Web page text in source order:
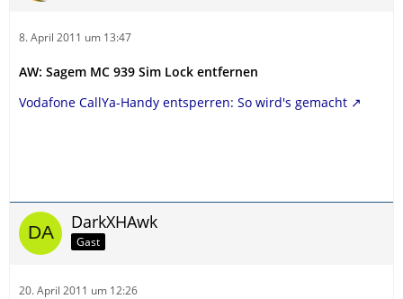
8. April 2011 um 13:47
AW: Sagem MC 939 Sim Lock entfernen
Vodafone CallYa-Handy entsperren: So wird's gemacht
DarkXHAwk
Gast
20. April 2011 um 12:26